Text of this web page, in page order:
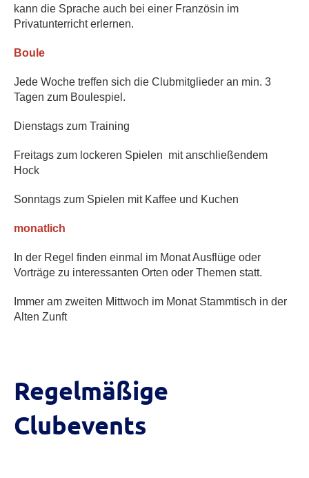
kann die Sprache auch bei einer Französin im
Privatunterricht erlernen.
Boule
Jede Woche treffen sich die Clubmitglieder an min. 3
Tagen zum Boulespiel.
Dienstags zum Training
Freitags zum lockeren Spielen mit anschließendem
Hock
Sonntags zum Spielen mit Kaffee und Kuchen
monatlich
In der Regel finden einmal im Monat Ausflüge oder
Vorträge zu interessanten Orten oder Themen statt.
Immer am zweiten Mittwoch im Monat Stammtisch in der
Alten Zunft
Regelmäßige
Clubevents